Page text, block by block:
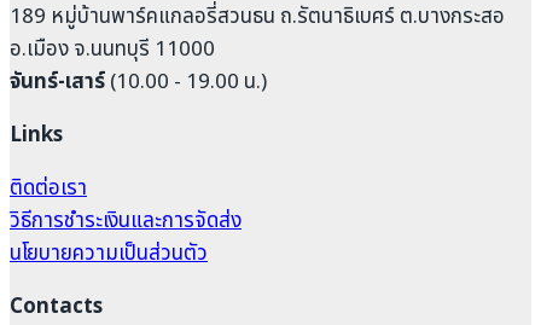
189 หมู่บ้านพาร์คแกลอรี่สวนธน ถ.รัตนาธิเบศร์ ต.บางกระสอ
อ.เมือง จ.นนทบุรี 11000
จันทร์-เสาร์(10.00 - 19.00 น.)
Links
ติดต่อเรา
วิธีการชำระเงินและการจัดส่ง
นโยบายความเป็นส่วนตัว
Contacts